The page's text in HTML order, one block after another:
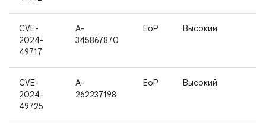
CVE-
2024-
49717
A-
345867870
EoP Высокий
CVE-
2024-
49725
A-
262237198
EoP Высокий